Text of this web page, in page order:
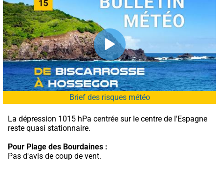
Brief des risques météo
La dépression 1015 hPa centrée sur le centre de l'Espagne
reste quasi stationnaire.
Pour Plage des Bourdaines :
Pas d'avis de coup de vent.